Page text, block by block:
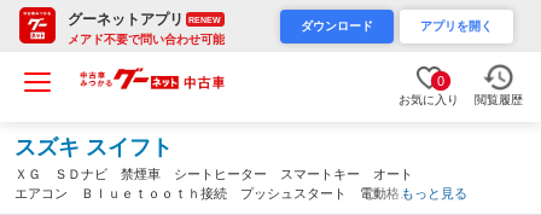
グーネットアプリ RENEW
メアド不要で問い合わせ可能
ダウンロード アプリを開く
0
お気に入り 閲覧履歴
スズキ スイフト
ＸＧ ＳＤナビ 禁煙車 シートヒーター スマートキー オート
エアコン Ｂｌｕｅｔｏｏｔｈ接続 プッシュスタート 電動格納もっと見る